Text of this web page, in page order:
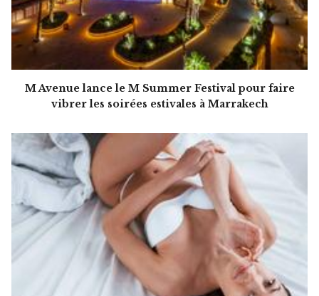
M Avenue lance le M Summer Festival pour faire
vibrer les soirées estivales à Marrakech